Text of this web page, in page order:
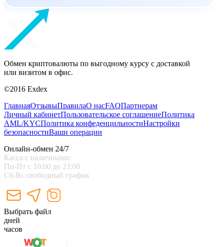
Обмен криптовалюты по выгодному курсу с доставкой
или визитом в офис.
©2016 Exdex
ГлавнаяОтзывыПравилаО насFAQПартнерам
Личный кабинетПользовательское соглашениеПолитика
AML/KYCПолитика конфеденцильностиНастройки
безопасностиВаши операции
Онлайн-обмен 24/7
Касса с наличными:
Пн-Пт с 10:00 до 23:00
Сб-Вс свободный график
Выбрать файл
дней
часов